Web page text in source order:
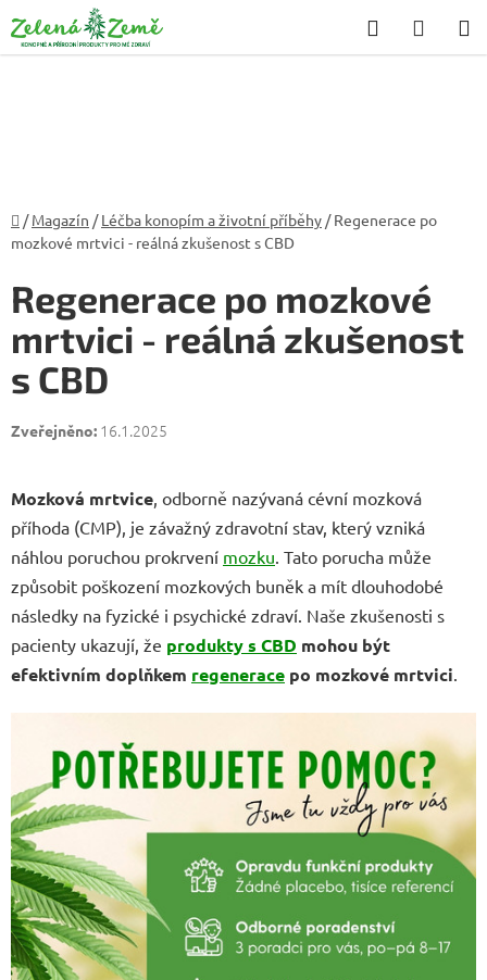
na
obsah
Hledat
KOŠÍK
Domů
/ Magazín / Léčba konopím a životní příběhy / Regenerace po
mozkové mrtvici - reálná zkušenost s CBD
Regenerace po mozkové
mrtvici - reálná zkušenost
s CBD
16.1.2025
Mozková mrtvice, odborně nazývaná cévní mozková
příhoda (CMP), je závažný zdravotní stav, který vzniká
náhlou poruchou prokrvení mozku. Tato porucha může
způsobit poškození mozkových buněk a mít dlouhodobé
následky na fyzické i psychické zdraví. Naše zkušenosti s
pacienty ukazují, že produkty s CBD mohou být
efektivním doplňkem regenerace po mozkové mrtvici.